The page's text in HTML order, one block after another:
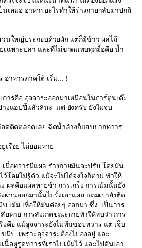
นเสมอ อาหารอะไรทำให้ร่างกายกลับมาปกติ
นใหญ่ประกอบด้วยผัก แต่ก็มีข้าว ผลไม้
ฉพาะปลา และที่ไม่ขาดแทบทุกมื้อคือ น้ำ
าหารภาคใต้ เริ่ม...！
ารคือ อุจจาระออกมาเหมือนในการ์ตูนเด๊ะ
งแฮปปี้แล้วสินะ แต่ ยังครับ ยังไม่จบ
ดติดตลอดเลย ฉีดน้ำล้างก็แสบปากทวาร
เรื่อย ไม่ยอมหา
มื่อทวารมีแผล ร่างกายมันจะปรับ โดยมัน
ว้โดยไม่รู้ตัว แม้จะไม่ได้จงใจก็ตาม ทำให้
ผลคือแผลหายช้า การเกร็ง การเม้มนั้นยัง
ผ่านออกมานั้นไปรั้งเอาแผล แถมเรายังติด
เม้ม เพื่อให้มันค่อยๆ ออกมา ซึ่ง เป็นการ
สียหาย การสังเกตขณะถ่ายทำให้พบว่า การ
งคือ แม้อุจจาระยังไม่พ้นขอบทวาร แต่ เจ็บ
มิบ เพราะอุจจาระต้องไปอออยู่ และ
อหูรูดทวารที่เราไปเม้มไว้ และไปดันเอา